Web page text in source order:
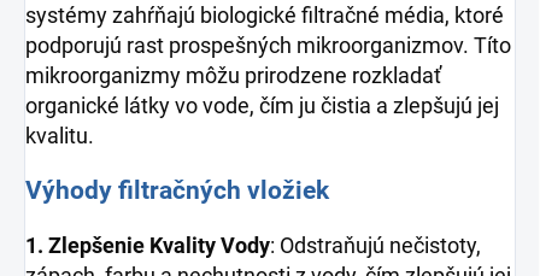
systémy zahŕňajú biologické filtračné média, ktoré
podporujú rast prospešných mikroorganizmov. Títo
mikroorganizmy môžu prirodzene rozkladať
organické látky vo vode, čím ju čistia a zlepšujú jej
kvalitu.
Výhody filtračných vložiek
1. Zlepšenie Kvality Vody: Odstraňujú nečistoty,